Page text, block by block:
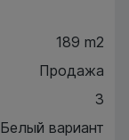
189 m2
Продажа
3
Белый вариант